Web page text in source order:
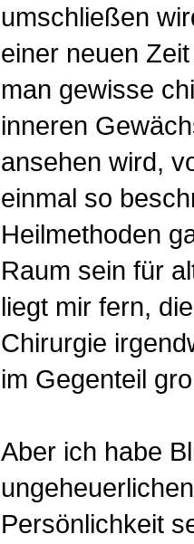
umschließen
einer neuen
man gewisse
inneren
ansehen wird,
einmal so
Heilmethoden
Raum sein für
liegt mir fern,
Chirurgie
im Gegenteil
Aber ich habe
Persönlichkeit